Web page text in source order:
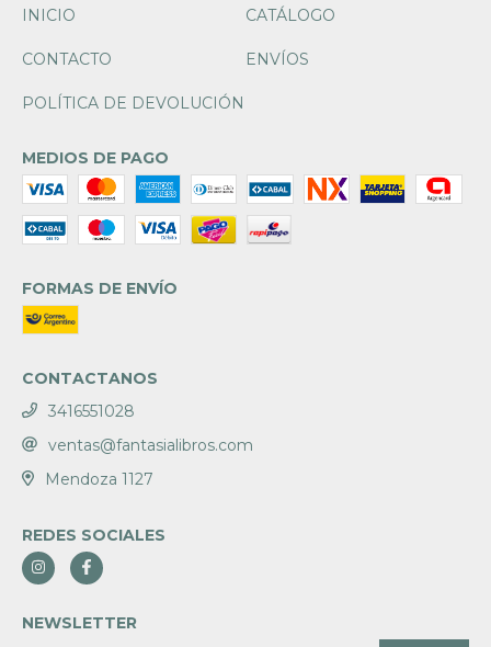
INICIO
CATÁLOGO
CONTACTO ENVÍOS
POLÍTICA DE DEVOLUCIÓN
MEDIOS DE PAGO
FORMAS DE ENVÍO
CONTACTANOS
3416551028
ventas@fantasialibros.com
Mendoza 1127
REDES SOCIALES
NEWSLETTER